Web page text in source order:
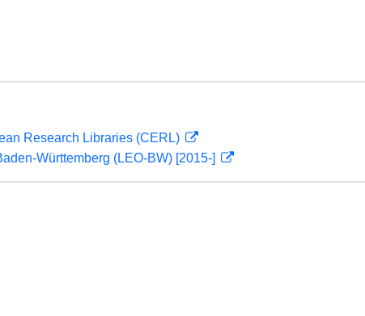
Research Libraries (CERL)
Württemberg (LEO-BW) [2015-]